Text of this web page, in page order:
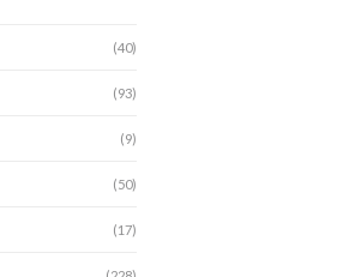
(40)
(93)
(9)
(50)
(17)